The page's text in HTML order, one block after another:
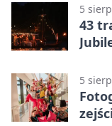
5
43
5